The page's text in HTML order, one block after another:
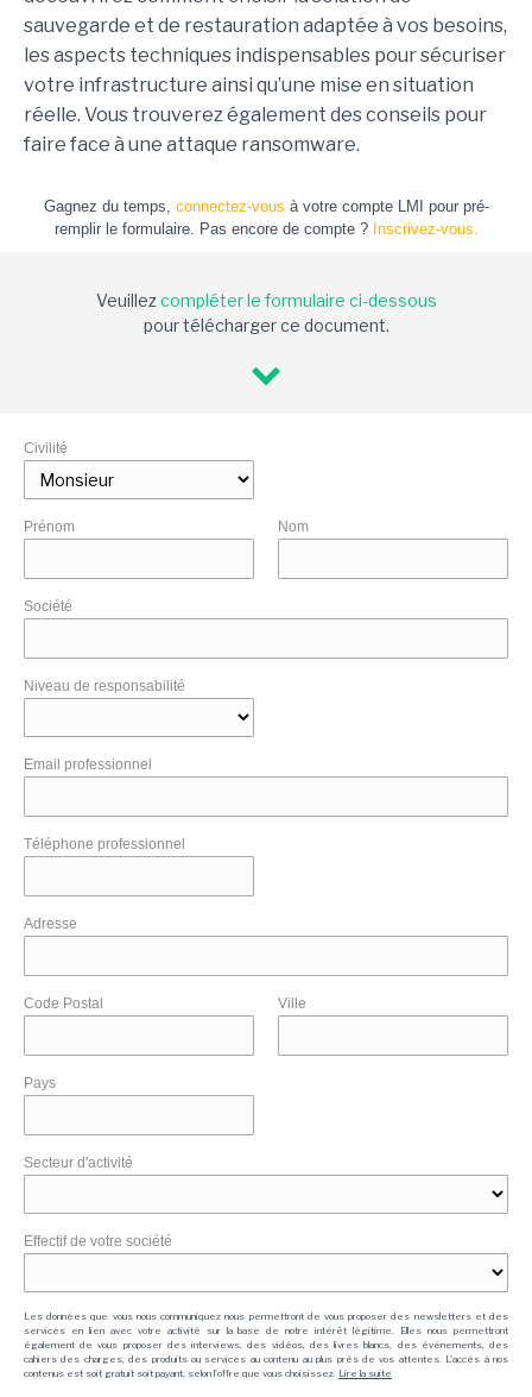
sauvegarde et de restauration adaptée à vos besoins,
les aspects techniques indispensables pour sécuriser
votre infrastructure ainsi qu’une mise en situation
réelle. Vous trouverez également des conseils pour
faire face à une attaque ransomware.
Gagnez du temps, connectez-vous à votre compte LMI pour pré-
remplir le formulaire. Pas encore de compte ? Inscrivez-vous.
Veuillezcompléter le formulaire ci-dessous
pour télécharger ce document.
Civilité
Prénom Nom
Société
Niveau de responsabilité
Email professionnel
Téléphone professionnel
Adresse
Code Postal Ville
Pays
Secteur d'activité
Effectif de votre société
Les données que vous nous communiquez nous permettront de vous proposer des newsletters et des
services en lien avec votre activité sur la base de notre intérêt légitime. Elles nous permettront
également de vous proposer des interviews, des vidéos, des livres blancs, des événements, des
cahiers des charges, des produits ou services au contenu au plus près de vos attentes. L'accès à nos
contenus est soit gratuit soit payant, selon l'offre que vous choisissez. Lire la suite